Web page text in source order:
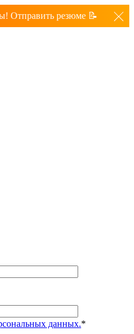
Отправить резюме 📝
данных.*